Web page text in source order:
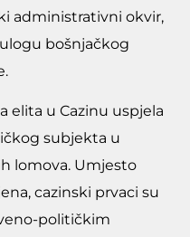
administrativni okvir,
bošnjačkog
elita u Cazinu uspjela
subjekta u
lomova. Umjesto
cazinski prvaci su
političkim